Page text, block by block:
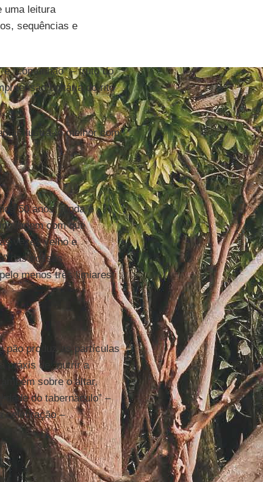
uma leitura
sequências e
“comunhão” – fruto do
unitária do rito
ilustrá-lo melhor com
50 anos, ainda é
com que
vezes velho e
das nossas
menos três limiares
pão produz as partículas
práxis de “nutrir a
sobre o altar,
do tabernáculo” –
celebração –